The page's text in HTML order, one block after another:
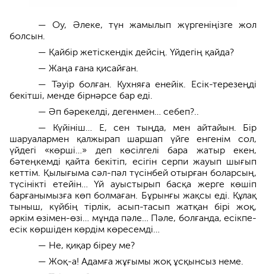
— Оу, Әлеке, түн жамылып жүр­геніңізге жол
болсын.
— Қайбір жетіскендік дей­сің. Үйдегің қайда?
— Жаңа ғана қисайған.
— Тәуір болған. Кухня­ға енейік. Есік-терезеңді
бекітші, менде бірнәрсе бар еді.
— Әп бәрекелді, дегенмен… себеп?..
— Күйініш… Е, сен тыңда, мен айтайын. Бір
шаруалармен қалжырап шаршап үйге енгенім сол,
үйдегі «көрші…» деп көсілгелі бара жатыр екен,
бәтеңкемді қайта бекітіп, есігін серпи жауып шығып
кеттім. Қылығыма сәл-пәл түсінбей отырған боларсың,
түсінікті етейін… Үй ауыстырып басқа жерге көшіп
барғанымызға көп болмаған. Бұрынғы жақсы еді. Құлақ
тыныш, күйбің тірлік, асып-тасып жатқан бірі жоқ,
әркім өзімен-өзі… мұнда пәле… Пәле, болғанда,­ есікпе-
есік көршіден көрдім көресемді…
— Не, қиқар біреу ме?
— Жоқ-а! Адамға жұғымы жоқ ұсқынсыз неме.